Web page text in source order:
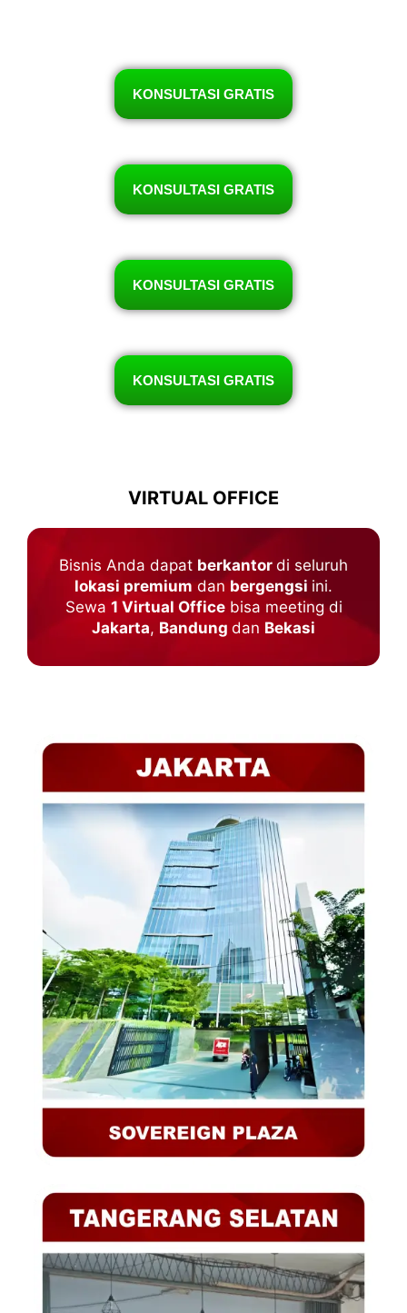
KONSULTASI GRATIS
KONSULTASI GRATIS
KONSULTASI GRATIS
KONSULTASI GRATIS
VIRTUAL OFFICE
Bisnis Anda dapat berkantor di seluruh
lokasi premium dan bergengsi ini.
Sewa 1 Virtual Officebisa meeting di
Jakarta, Bandung dan Bekasi